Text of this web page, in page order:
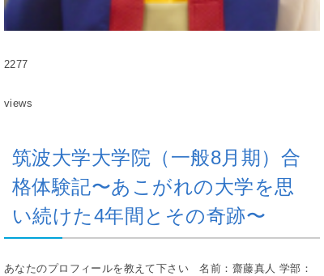
2277
views
筑波大学大学院（一般8月期）合
格体験記〜あこがれの大学を思
い続けた4年間とその奇跡〜
あなたのプロフィールを教えて下さい 名前：齋藤真人 学部：